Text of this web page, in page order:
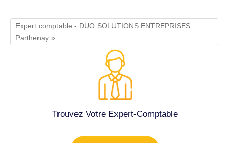
Expert comptable - DUO SOLUTIONS ENTREPRISES
Parthenay
Trouvez Votre Expert-Comptable